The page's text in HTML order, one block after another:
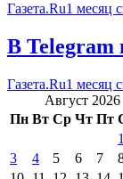
Газета.Ru1 месяц
В Telegram
Газета.Ru1 месяц
Август 2026
Пн Вт Ср Чт Пт
1
3
4 5 6 7